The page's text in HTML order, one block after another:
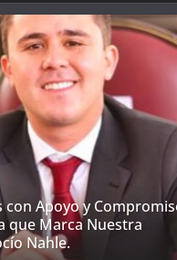
con Apoyo y
que Marca Nuestra
Nahle.